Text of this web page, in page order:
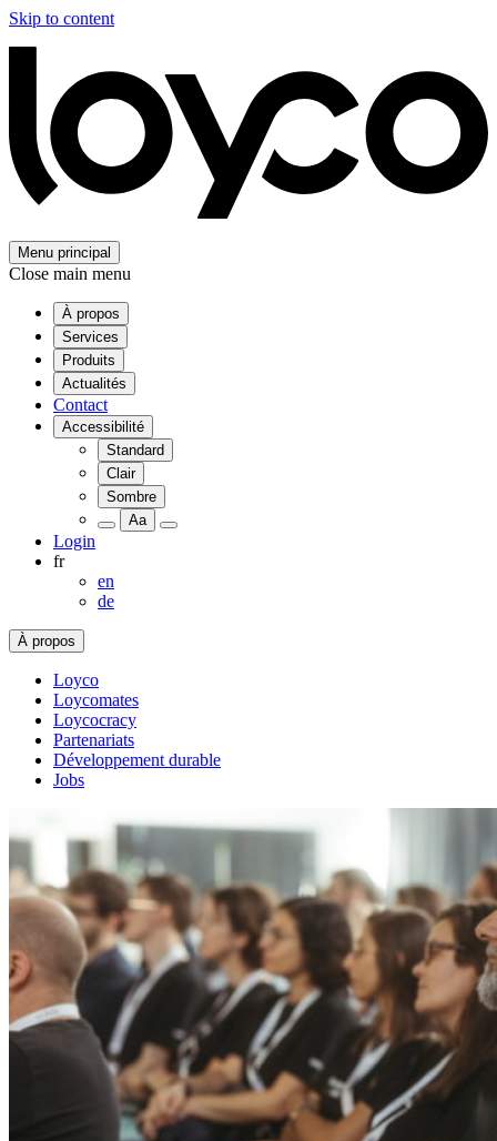
Skip to content
Menu principal
Close main menu
À propos
Services
Produits
Actualités
Contact
Accessibilité
Standard
Clair
Sombre
Aa
Login
fr
en
de
À propos
Loyco
Loycomates
Loycocracy
Partenariats
Développement durable
Jobs